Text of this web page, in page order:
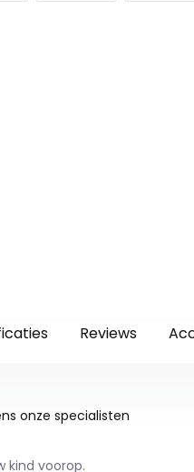
Reviews
onze specialisten
kind voorop.